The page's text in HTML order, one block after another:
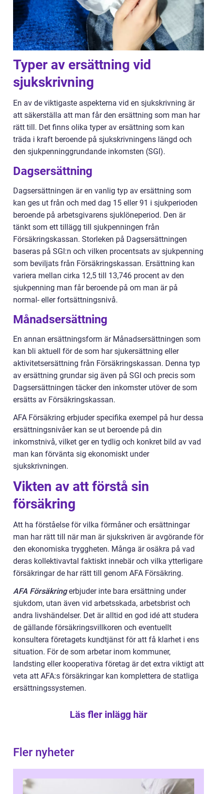
Typer av ersättning vid
sjukskrivning
En av de viktigaste aspekterna vid en sjukskrivning är
att säkerställa att man får den ersättning som man har
rätt till. Det finns olika typer av ersättning som kan
träda i kraft beroende på sjukskrivningens längd och
den sjukpenninggrundande inkomsten (SGI).
Dagsersättning
Dagsersättningen är en vanlig typ av ersättning som
kan ges ut från och med dag 15 eller 91 i sjukperioden
beroende på arbetsgivarens sjuklöneperiod. Den är
tänkt som ett tillägg till sjukpenningen från
Försäkringskassan. Storleken på Dagsersättningen
baseras på SGI:n och vilken procentsats av sjukpenning
som beviljats från Försäkringskassan. Ersättning kan
variera mellan cirka 12,5 till 13,746 procent av den
sjukpenning man får beroende på om man är på
normal- eller fortsättningsnivå.
Månadsersättning
En annan ersättningsform är Månadsersättningen som
kan bli aktuell för de som har sjukersättning eller
aktivitetsersättning från Försäkringskassan. Denna typ
av ersättning grundar sig även på SGI och precis som
Dagsersättningen täcker den inkomster utöver de som
ersätts av Försäkringskassan.
AFA Försäkring erbjuder specifika exempel på hur dessa
ersättningsnivåer kan se ut beroende på din
inkomstnivå, vilket ger en tydlig och konkret bild av vad
man kan förvänta sig ekonomiskt under
sjukskrivningen.
Vikten av att förstå sin
försäkring
Att ha förståelse för vilka förmåner och ersättningar
man har rätt till när man är sjukskriven är avgörande för
den ekonomiska tryggheten. Många är osäkra på vad
deras kollektivavtal faktiskt innebär och vilka ytterligare
försäkringar de har rätt till genom AFA Försäkring.
AFA Försäkringerbjuder inte bara ersättning under
sjukdom, utan även vid arbetsskada, arbetsbrist och
andra livshändelser. Det är alltid en god idé att studera
de gällande försäkringsvillkoren och eventuellt
konsultera företagets kundtjänst för att få klarhet i ens
situation. För de som arbetar inom kommuner,
landsting eller kooperativa företag är det extra viktigt att
veta att AFA:s försäkringar kan komplettera de statliga
ersättningssystemen.
Läs fler inlägg här
Fler nyheter